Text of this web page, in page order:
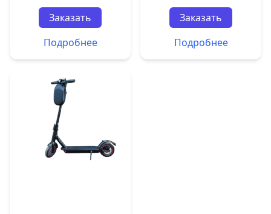
Заказать
Подробнее
Заказать
Подробнее